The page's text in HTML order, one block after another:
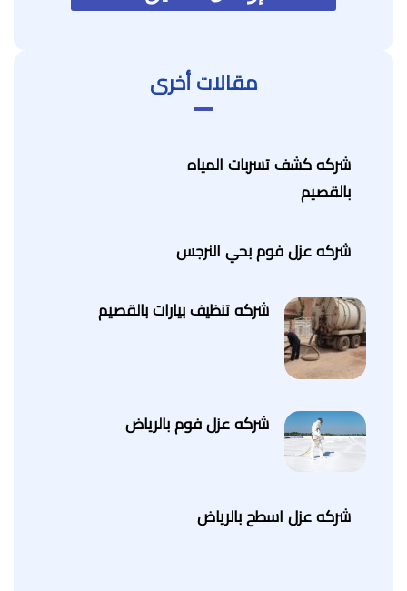
مقالات أخرى
شركه كشف تسربات المياه
بالقصيم
شركه عزل فوم بحي النرجس
شركه تنظيف بيارات بالقصيم
شركه عزل فوم بالرياض
شركه عزل اسطح بالرياض